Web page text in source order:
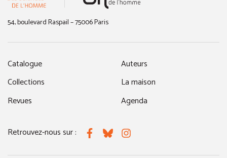
54, boulevard Raspail – 75006 Paris
Catalogue
Collections
Revues
Auteurs
La maison
Agenda
Retrouvez-nous sur : FacebookBlueskyInstagram